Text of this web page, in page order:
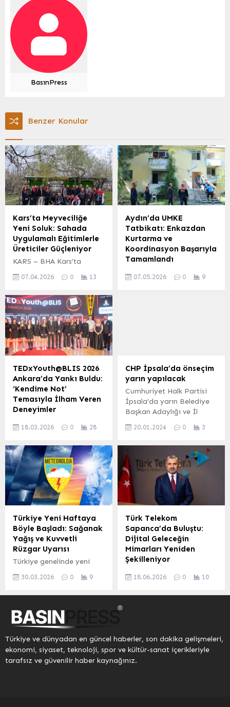
BasınPress
Benzer Konular
Kars’ta Meyveciliğe
Yeni Soluk: Sahada
Uygulamalı Eğitimlerle
Üreticiler Güçleniyor
KARS – BHA Kars’ta
canlandırmak ve
artırmak amacıyla
kapsamlı bir eğitim
seferberliği başlatıldı.
Erzincan Bahçe Kültürleri
Araştırma Enstitüsü
Müdürlüğü uzman
personeli, İl ve İlçe Tarım
Müdürlükleri teknik
ekipleriyle iş birliği içinde
Kağızman, Digor ve Kars
merkez ilçelerinde
üreticilere yönelik
uygulamalı eğitim
Sahada Uygulamalı...
07.04.2026 0 13
Aydın’da UMKE
Tatbikatı: Enkazdan
Kurtarma ve
Koordinasyon Başarıyla
Tamamlandı
Akçaova Mahallesi’nde,
yağışlar sonucu eski bir
binada meydana gelen
göçük ve çok sayıda
kişinin enkaz altında
kalması üzerine ekipler
hızla harekete geçti.
Tatbikatın Detayları ve
gereği 18...
07.05.2026 0 9
TEDxYouth@BLIS 2026
Ankara’da Yankı Buldu:
‘Kendime Not’
Temasıyla İlham Veren
Deneyimler
Ankara’da ‘Kendime Not’
Ankara’da düzenlenen
TEDxYouth@BLIS 2026
etkinliği, gençleri ilham
veren konuşmacılar ve
anlamlı bir tema ile bir
araya getirdi. Etkinliğin
ana teması “Kendime
Not” olarak belirlendi.
Organizatör Mert
Erdoğan açılış
konuşmasında, TEDx
sahnesinin fikirlerin
paylaşıldığı bir platform
“Her konuşma,
kendisine yazdığı...
18.03.2026 0 28
CHP İpsala’da önseçim
yarın yapılacak
Cumhuriyet Halk Partisi
İpsala’da yarın Belediye
Başkan Adaylığı ve İl
gerçekleştirilecek. Erdoğan
CHP İpsala Belediye
Başkan Adaylığı ve İl
Genel Meclis üyelikleri için
yarın önseçim
gerçekleşecek. Saat
08.00’de İpsala Düğün
Salonu’nda başlayacak ve
17.00’de sona erecek
önseçimde 3 belediye
başkan aday
adayları Cenan
Tetik, Gürel Kale ve Savaş
Kurtbaba;...
20.01.2024 0 3
Türkiye Yeni Haftaya
Böyle Başladı: Sağanak
Yağış ve Kuvvetli
Rüzgar Uyarısı
Türkiye genelinde yeni
Müdürlüğü’nden alınan son
karşılandı. Yurt genelinin
parçalı ve çok bulutlu
bölgede sağanak
yağışların etkisini
sürdüreceği öngörülüyor.
30.03.2026 0 9
Türk Telekom
Sapanca’da Buluştu:
Dijital Geleceğin
Mimarları Yeniden
Şekilleniyor
ilçesi, Türk Telekom’un
çalıştaya sahne oldu.
Şirket yöneticileri ve
kurumsal satış ekiplerinin
18.06.2026 0 10
Türkiye ve dünyadan en güncel haberler, son dakika gelişmeleri,
ekonomi, siyaset, teknoloji, spor ve kültür-sanat içerikleriyle
tarafsız ve güvenilir haber kaynağınız.